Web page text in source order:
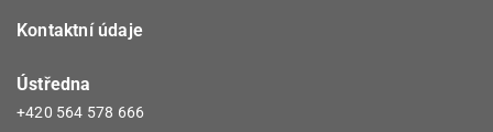
Kontaktní údaje
Ústředna
+420 564 578 666